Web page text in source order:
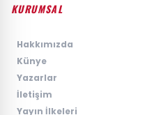
KURUMSAL
Hakkımızda
Künye
Yazarlar
İletişim
Yayın İlkeleri